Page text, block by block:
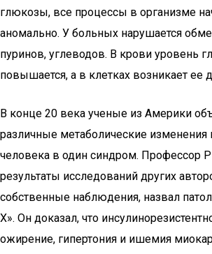
глюкозы, все процессы в организме
аномально. У больных нарушается
пуринов, углеводов. В крови уровень
повышается, а в клетках возникает ее
В конце 20 века ученые из Америки
различные метаболические изменения
человека в один синдром. Профессор
результаты исследований других
собственные наблюдения, назвал
Х». Он доказал, что
ожирение, гипертония и ишемия